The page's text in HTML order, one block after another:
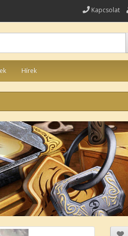
Kapcsolat
Hírek